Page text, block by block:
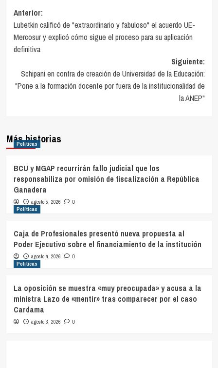
Navegación
de
entradas
Anterior:
Lubetkin calificó de "extraordinario y fabuloso" el acuerdo UE-
Mercosur y explicó cómo sigue el proceso para su aplicación
definitiva
Siguiente:
Schipani en contra de creación de Universidad de la Educación:
"Pone a la formación docente por fuera de la institucionalidad de
la ANEP"
Más historias
Políticas
BCU y MGAP recurrirán fallo judicial que los
responsabiliza por omisión de fiscalización a República
Ganadera
agosto 5, 2026 0
Políticas
Caja de Profesionales presentó nueva propuesta al
Poder Ejecutivo sobre el financiamiento de la institución
agosto 4, 2026 0
Políticas
La oposición se muestra «muy preocupada» y acusa a la
ministra Lazo de «mentir» tras comparecer por el caso
Cardama
agosto 3, 2026 0